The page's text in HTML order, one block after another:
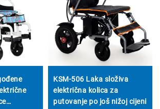
KSM-506 Laka složiva
električna kolica za
putovanje po još nižoj cijeni